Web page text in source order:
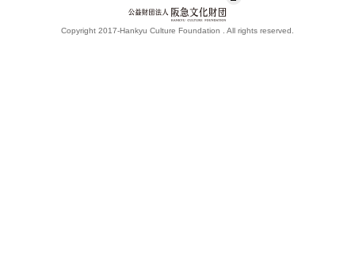
Copyright 2017-Hankyu Culture Foundation . All rights reserved.